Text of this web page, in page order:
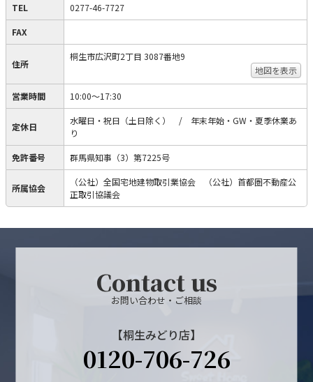
TEL 0277-46-7727
FAX
住所
桐生市広沢町2丁目 3087番地9
地図を表示
営業時間 10:00～17:30
定休日
水曜日・祝日（土日除く） / 年末年始・GW・夏季休業あ
り
免許番号 群馬県知事（3）第7225号
所属協会
（公社）全国宅地建物取引業協会 （公社）首都圏不動産公
正取引協議会
Contact us
お問い合わせ・ご相談
【桐生みどり店】
0120-706-726